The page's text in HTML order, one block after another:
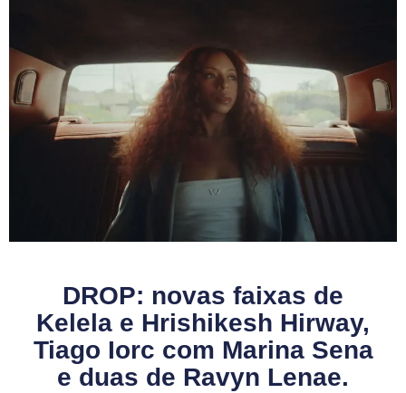
DROP: novas faixas de
Kelela e Hrishikesh Hirway,
Tiago Iorc com Marina Sena
e duas de Ravyn Lenae.